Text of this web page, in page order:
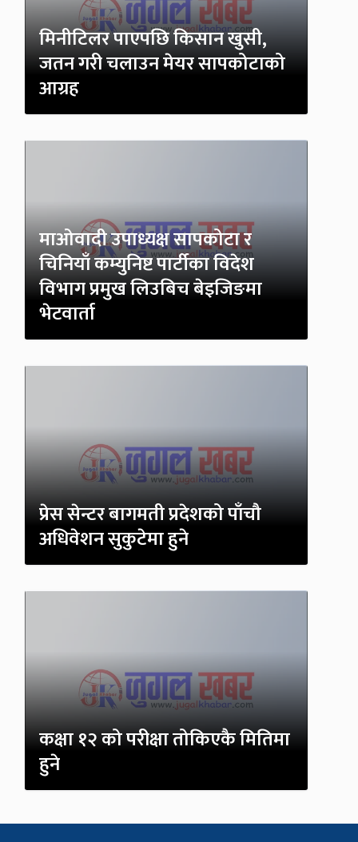
मिनीटिलर पाएपछि किसान खुसी,
जतन गरी चलाउन मेयर सापकोटाको
आग्रह
माओवादी उपाध्यक्ष सापकोटा र
चिनियाँ कम्युनिष्ट पार्टीका विदेश
विभाग प्रमुख लिउबिच बेइजिङमा
भेटवार्ता
प्रेस सेन्टर बागमती प्रदेशको पाँचौ
अधिवेशन सुकुटेमा हुने
कक्षा १२ को परीक्षा तोकिएकै मितिमा
हुने